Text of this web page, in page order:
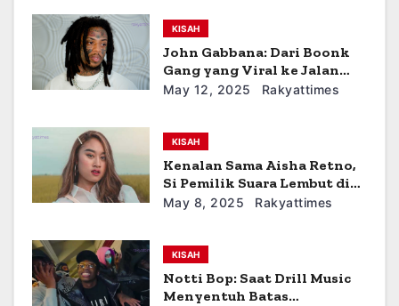
t
i
o
n
KISAH
John Gabbana: Dari Boonk
Gang yang Viral ke Jalan
Hidup Baru
May 12, 2025 Rakyattimes
KISAH
Kenalan Sama Aisha Retno,
Si Pemilik Suara Lembut di
Balik Lagu WHUT
May 8, 2025 Rakyattimes
KISAH
Notti Bop: Saat Drill Music
Menyentuh Batas